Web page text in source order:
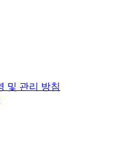
및 관리 방침